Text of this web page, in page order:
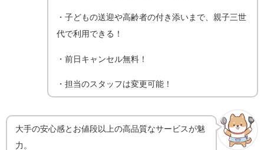
・子どもの送迎や高齢者の付き添いまで、親子三世
代で利用できる！
・前日キャンセル無料！
・担当のスタッフは変更可能！
大手の安心感とお値段以上の高品質なサービスが魅
力。